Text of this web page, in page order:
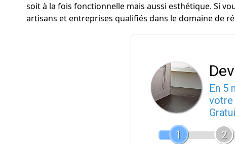
soit à la fois fonctionnelle mais aussi esthétique. Si
artisans et entreprises qualifiés dans le domaine de
En 5
votre
1
2